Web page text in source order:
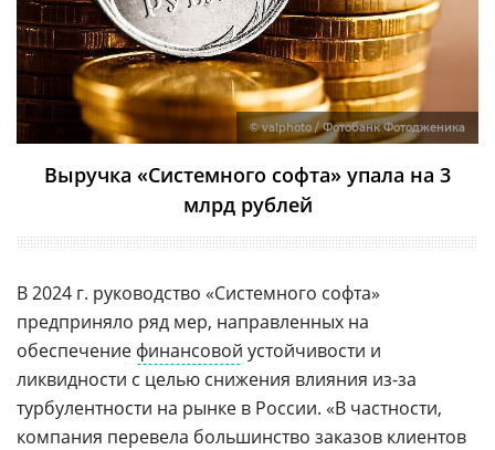
© valphoto / Фотобанк Фотодженика
Выручка «Системного софта» упала на 3
млрд рублей
В 2024 г. руководство «Системного софта»
предприняло ряд мер, направленных на
обеспечение финансовой устойчивости и
ликвидности с целью снижения влияния из-за
турбулентности на рынке в России. «В частности,
компания перевела большинство заказов клиентов